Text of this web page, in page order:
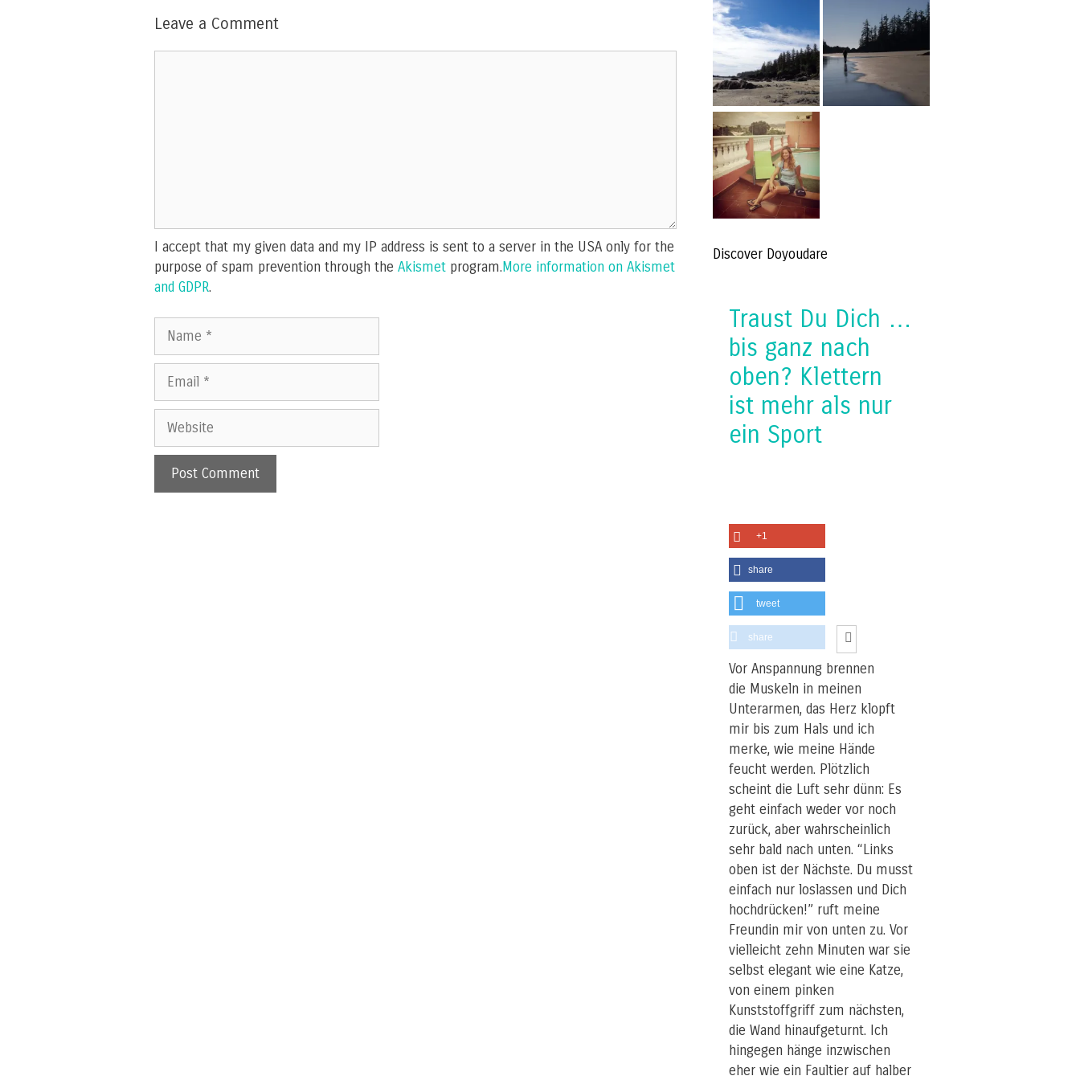
Leave a Comment
I accept that my given data and my IP address is sent to a server in the USA only for the
purpose of spam prevention through the Akismet program.More information on Akismet
and GDPR.
Name
Email
Website
Discover Doyoudare
Traust Du Dich …
bis ganz nach
oben? Klettern
ist mehr als nur
ein Sport
+1
share
tweet
share
Vor Anspannung brennen
die Muskeln in meinen
Unterarmen, das Herz klopft
mir bis zum Hals und ich
merke, wie meine Hände
feucht werden. Plötzlich
scheint die Luft sehr dünn: Es
geht einfach weder vor noch
zurück, aber wahrscheinlich
sehr bald nach unten. “Links
oben ist der Nächste. Du musst
einfach nur loslassen und Dich
hochdrücken!” ruft meine
Freundin mir von unten zu. Vor
vielleicht zehn Minuten war sie
selbst elegant wie eine Katze,
von einem pinken
Kunststoffgriff zum nächsten,
die Wand hinaufgeturnt. Ich
hingegen hänge inzwischen
eher wie ein Faultier auf halber